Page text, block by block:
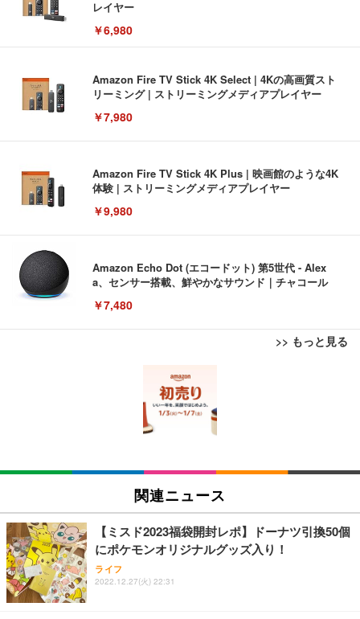
レイヤー
￥6,980
Amazon Fire TV Stick 4K Select | 4Kの高画質スト
リーミング | ストリーミングメディアプレイヤー
￥7,980
Amazon Fire TV Stick 4K Plus | 映画館のような4K
体験 | ストリーミングメディアプレイヤー
￥9,980
Amazon Echo Dot (エコードット) 第5世代 - Alex
a、センサー搭載、鮮やかなサウンド｜チャコール
￥7,480
>> もっと見る
[EdoErgo] オフィスチェア 椅子 テレワーク 疲れな
い 跳ね上げ式アームレスト コンパクト 約105度ロッ
キング pc 事務椅子 360度回転 座面昇降 強化ナイロ
ン樹脂ベース 通気性メッシュ 在宅ワーク H-WY01
(黒網+黒枠+黒足)
SIHOO B100 オフィスチェア／デスクチェア メッシ
ュチェア 人間工学 疲れない ブラック
￥27,999
Sezlife オフィスチェア デスクチェア 疲れない テレ
ワーク チェア 強化バックレスト 30度ロッキング機
能 人間工学 椅子 腰サポート 90度跳ね上げ式アーム
EIZO ビジネス向けプレミアムモニター | FlexScan
EV3240X-WT | 31.5型4K UHD・USB Type-C・ホワ
￥105,595
EIZO ビジネス向けプレミアムモニター | FlexScan
￥109,572
【純正品】27"ゲーミングモニター DualSense 充電
フック付き（CFI-ZDM1J）
Amazonベーシック ペットシーツ 薄型 レギュラー 1
回使い捨て 無香料 ホワイト 300枚
Amazonベーシック ペットシーツ 厚型 ワイド 42枚
x2袋(84枚) ホワイト(吸収面:ライトブルー)
￥3,234
ネオ・ルーライフ ネオ・オムツ L 中型犬用 26枚入
り 単品
関連ニュース
【ミスド2023福袋開封レポ】ドーナツ引換50個
にポケモンオリジナルグッズ入り！
ライフ
2022.12.27(火) 22:31